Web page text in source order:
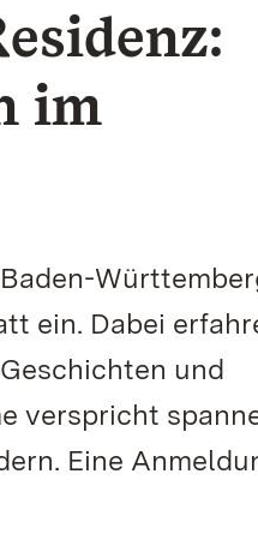
im
ein. Dabei
und
verspricht
Eine